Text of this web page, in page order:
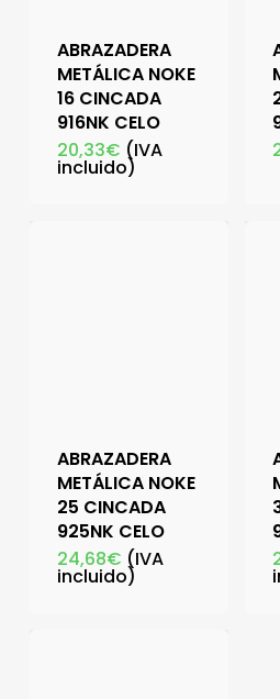
ABRAZADERA
METÁLICA NOKE
16 CINCADA
916NK CELO
20,33€ (IVA
incluido)
ABRAZADERA
METÁLICA NOKE
25 CINCADA
925NK CELO
24,68€ (IVA
incluido)